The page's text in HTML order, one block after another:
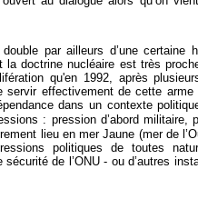
par ailleurs d’une certaine
la doctrine nucléaire est très
qu'en 1992, après
effectivement de cette arme
dans un contexte
: pression d’abord militaire,
lieu en mer Jaune (mer de
politiques de toutes
de l’ONU - ou d’autres